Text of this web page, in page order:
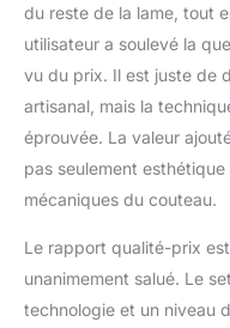
du reste de la lame, tout
utilisateur a soulevé la
vu du prix. Il est juste de
artisanal, mais la
éprouvée. La valeur
pas seulement
mécaniques du couteau.
Le rapport qualité-prix
unanimement salué. Le
technologie et un niveau